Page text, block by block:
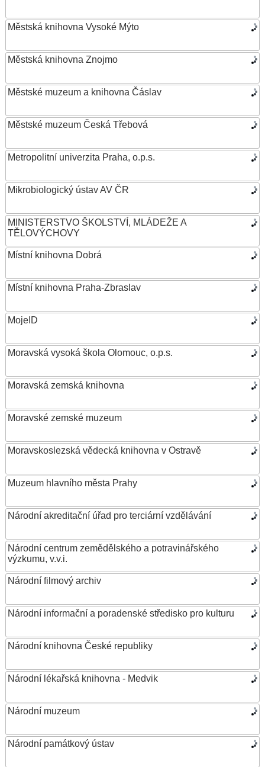
Městská knihovna Vysoké Mýto
Městská knihovna Znojmo
Městské muzeum a knihovna Čáslav
Městské muzeum Česká Třebová
Metropolitní univerzita Praha, o.p.s.
Mikrobiologický ústav AV ČR
MINISTERSTVO ŠKOLSTVÍ, MLÁDEŽE A
TĚLOVÝCHOVY
Místní knihovna Dobrá
Místní knihovna Praha-Zbraslav
MojeID
Moravská vysoká škola Olomouc, o.p.s.
Moravská zemská knihovna
Moravské zemské muzeum
Moravskoslezská vědecká knihovna v Ostravě
Muzeum hlavního města Prahy
Národní akreditační úřad pro terciární vzdělávání
Národní centrum zemědělského a potravinářského
výzkumu, v.v.i.
Národní filmový archiv
Národní informační a poradenské středisko pro kulturu
Národní knihovna České republiky
Národní lékařská knihovna - Medvik
Národní muzeum
Národní památkový ústav